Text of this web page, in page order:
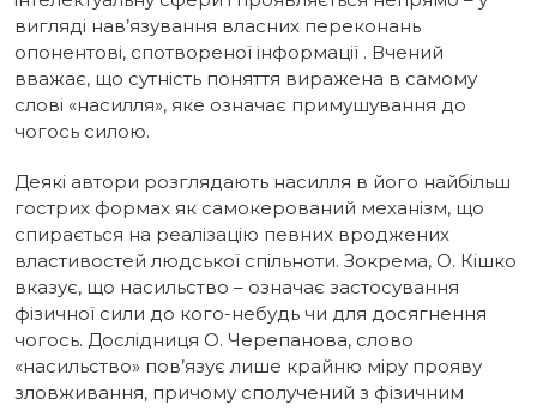
вигляді нав’язування власних переконань
опонентові, спотвореної інформації . Вчений
вважає, що сутність поняття виражена в самому
слові «насилля», яке означає примушування до
чогось силою.
Деякі автори розглядають насилля в його найбільш
гострих формах як самокерований механізм, що
спирається на реалізацію певних вроджених
властивостей людської спільноти. Зокрема, О. Кішко
вказує, що насильство – означає застосування
фізичної сили до кого-небудь чи для досягнення
чогось. Дослідниця О. Черепанова, слово
«насильство» пов’язує лише крайню міру прояву
зловживання, причому сполучений з фізичним